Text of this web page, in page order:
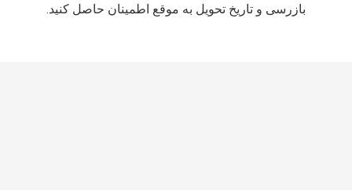
بازرسی و تاریخ تحویل به موقع اطمینان حاصل کنید.